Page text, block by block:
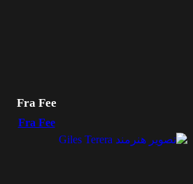
Fra Fee
Fra Fee